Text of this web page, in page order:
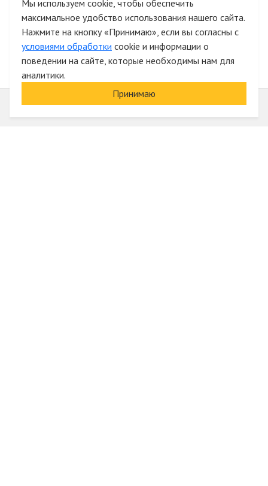
Быстрая авторизация на сайте
Мы используем cookie, чтобы обеспечить
максимальное удобство использования нашего сайта.
Нажмите на кнопку «Принимаю», если вы согласны с
условиями обработки cookie и информации о
поведении на сайте, которые необходимы нам для
аналитики.
Принимаю